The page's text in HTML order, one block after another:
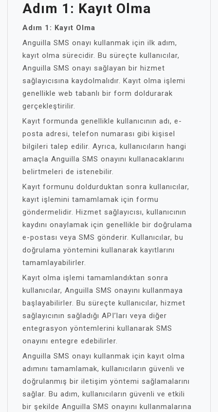
Adım 1: Kayıt Olma
Adım 1: Kayıt Olma
Anguilla SMS onayı kullanmak için ilk adım,
kayıt olma sürecidir. Bu süreçte kullanıcılar,
Anguilla SMS onayı sağlayan bir hizmet
sağlayıcısına kaydolmalıdır. Kayıt olma işlemi
genellikle web tabanlı bir form doldurarak
gerçekleştirilir.
Kayıt formunda genellikle kullanıcının adı, e-
posta adresi, telefon numarası gibi kişisel
bilgileri talep edilir. Ayrıca, kullanıcıların hangi
amaçla Anguilla SMS onayını kullanacaklarını
belirtmeleri de istenebilir.
Kayıt formunu doldurduktan sonra kullanıcılar,
kayıt işlemini tamamlamak için formu
göndermelidir. Hizmet sağlayıcısı, kullanıcının
kaydını onaylamak için genellikle bir doğrulama
e-postası veya SMS gönderir. Kullanıcılar, bu
doğrulama yöntemini kullanarak kayıtlarını
tamamlayabilirler.
Kayıt olma işlemi tamamlandıktan sonra
kullanıcılar, Anguilla SMS onayını kullanmaya
başlayabilirler. Bu süreçte kullanıcılar, hizmet
sağlayıcının sağladığı API’ları veya diğer
entegrasyon yöntemlerini kullanarak SMS
onayını entegre edebilirler.
Anguilla SMS onayı kullanmak için kayıt olma
adımını tamamlamak, kullanıcıların güvenli ve
doğrulanmış bir iletişim yöntemi sağlamalarını
sağlar. Bu adım, kullanıcıların güvenli ve etkili
bir şekilde Anguilla SMS onayını kullanmalarına